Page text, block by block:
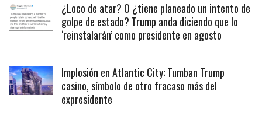
¿Loco de atar? O ¿tiene planeado un intento de
golpe de estado? Trump anda diciendo que lo
‘reinstalarán’ como presidente en agosto
Implosión en Atlantic City: Tumban Trump
casino, símbolo de otro fracaso más del
expresidente